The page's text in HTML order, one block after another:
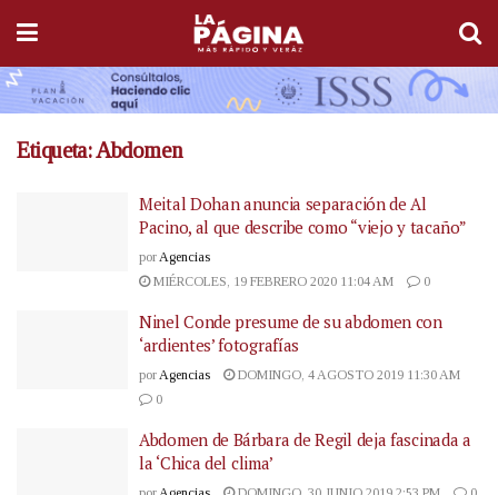
Etiqueta:Abdomen
Meital Dohan anuncia separación de Al
Pacino, al que describe como “viejo y tacaño”
por Agencias
MIÉRCOLES, 19 FEBRERO 2020 11:04 AM
0
Ninel Conde presume de su abdomen con
‘ardientes’ fotografías
por Agencias
DOMINGO, 4 AGOSTO 2019 11:30 AM
0
Abdomen de Bárbara de Regil deja fascinada a
la ‘Chica del clima’